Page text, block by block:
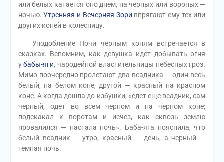
или белых катается оно днем, на черных или вороных —
ночью.Утренняя и Вечерняя Зори впрягают ему тех или
других коней в колесницу.
Уподобление Ночи черным коням встречается в
сказках. Вспомним, как девушка идет добывать огня
убабы-яги, чародейной властительницы небесных гроз.
Мимо поочередно пролетают два всадника — один весь
белый, на белом коне, другой — красный на красном
коне. А когда дошла до избушки, «едет еще всадник, сам
черный, одет во всем черном и на черном коне;
подскакал к воротам и исчез, как сквозь землю
провалился — настала ночь». Баба-яга пояснила, что
белый всадник — утро, красный — день, а черный —
темная ночь.